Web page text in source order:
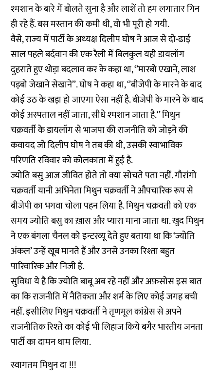
श्‍मशान के बारे में बोलते सुना है और लाशें तो हम लगातार गिन
ही रहे हैं. बस मस्‍तान की कमी थी, वो भी पूरी हो गयी.
वैसे, राज्‍य में पार्टी के अध्‍यक्ष दिलीप घोष ने आज से दो-ढाई
साल पहले बर्दवान की एक रैली में बिलकुल यही डायलॉग
दुहराते हुए थोड़ा बदलाव कर के कहा था, ‘’मारबो एखाने, लाश
पड़बो जेखाने सेखाने’’. घोष ने कहा था, ‘’बीजेपी के मारने के बाद
कोई उठ के खड़ा हो जाएगा ऐसा नहीं है. बीजेपी के मारने के बाद
कोई अस्‍पताल नहीं जाता, सीधे श्‍मशान जाता है.‘’ मिथुन
चक्रवर्ती के डायलॉग से भाजपा की राजनीति को जोड़ने की
कवायद जो दिलीप घोष ने तब की थी, उसकी स्‍वाभाविक
परिणति रविवार को कोलकाता में हुई है.
ज्योति बसु आज जीवित होते तो क्या सोचते पता नहीं. गौरांगो
चक्रवर्ती यानी अभिनेता मिथुन चक्रवर्ती ने औपचारिक रूप से
बीजेपी का भगवा चोला पहन लिया है. मिथुन चक्रवती को एक
समय ज्योति बसु का ख़ास और प्यारा माना जाता था. खुद मिथुन
ने एक बंगला चैनल को इन्टरव्यू देते हुए बताया था कि ‘ज्योति
अंकल’ उन्हें खूब मानते हैं और उनसे उनका रिश्ता बहुत
पारिवारिक और निजी है.
स‍ुविधा ये है कि ज्‍योति बाबू अब रहे नहीं और अफ़सोस इस बात
का कि राजनीति में नैतिकता और शर्म के लिए कोई जगह बची
नहीं. इसीलिए मिथुन चक्रवर्ती ने तृणमूल कांग्रेस से अपने
राजनीतिक रिश्‍ते का कोई भी लिहाज किये बगैर भारतीय जनता
पार्टी का दामन थाम लिया.
स्वागतम मिथुन दा !!!